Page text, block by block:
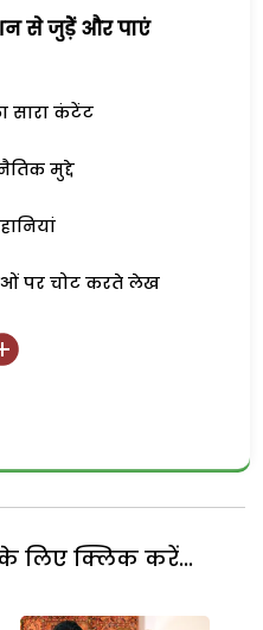
से जुड़ेें और पाएं
सारा कंटेंट
मुद्दे
पर चोट करते लेख
लिए क्लिक करें...